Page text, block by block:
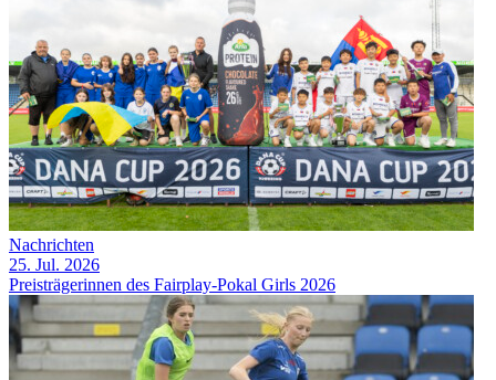
Nachrichten
25. Jul. 2026
Preisträgerinnen des Fairplay-Pokal Girls 2026